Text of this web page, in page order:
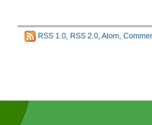
RSS 1.0 RSS 2.0 Atom